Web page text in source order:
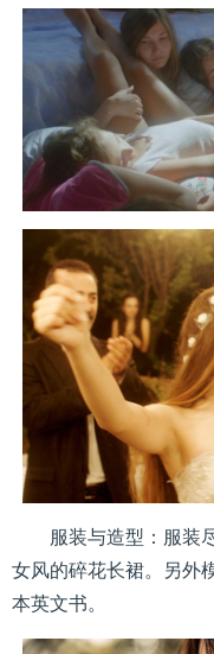
服装与造型：服装尽
女风的碎花长裙。另外
本英文书。